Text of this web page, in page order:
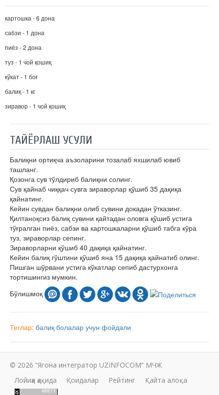
картошка - 6 дона
сабзи - 1 дона
пиёз - 2 дона
туз - 1 чой қошиқ
кўкат - 1 боғ
балиқ - 1 кг
зиравор - 1 чой қошиқ
ТАЙЁРЛАШ УСУЛИ
Балиқни ортиқча аъзоларини тозалаб яхшилаб ювиб
ташланг.
Қозонга сув тўлдириб балиқни солинг.
Сув қайнаб чиққач сувга зираворлар қўшиб 35 дақиқа
қайнатинг.
Кейин сувдан балиқни олиб сувини докадан ўтказинг.
Қилтаноқсиз балиқ сувини қайтадан оловга қўшиб устига
тўғралган пиёз, сабзи ва картошкаларни қўшиб табга кўра
туз, зираворлар сепинг.
Зираворларни қўшиб 40 дақиқа қайнатинг.
Кейин балиқ гўштини қўшиб яна 15 дақиқа қайнатиб олинг.
Пишган шўрвани устига кўкатлар сепиб дастурхонга
тортишингиз мумкин.
Бўлишмоқ
Теглар: балиқ болалар учун фойдали
© 2026 “Ягона интегратор UZINFOCOM” МЧЖ
Лойиҳа ҳақида
Қоидалар Рейтинг Қайта алоқа